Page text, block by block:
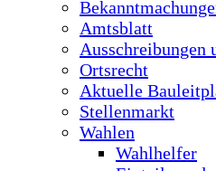
Amtsblatt
Ausschreibungen
Ortsrecht
Aktuelle
Stellenmarkt
Wahlen
Wahlhelfer